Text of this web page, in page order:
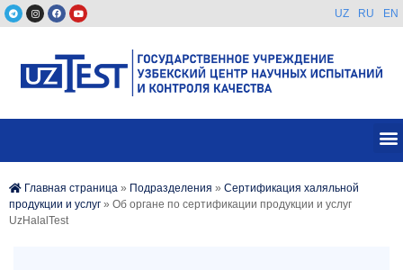
UZ RU EN
Главная страница » Подразделения » Сертификация халяльной
продукции и услуг » Об органе по сертификации продукции и услуг
UzHalalTest